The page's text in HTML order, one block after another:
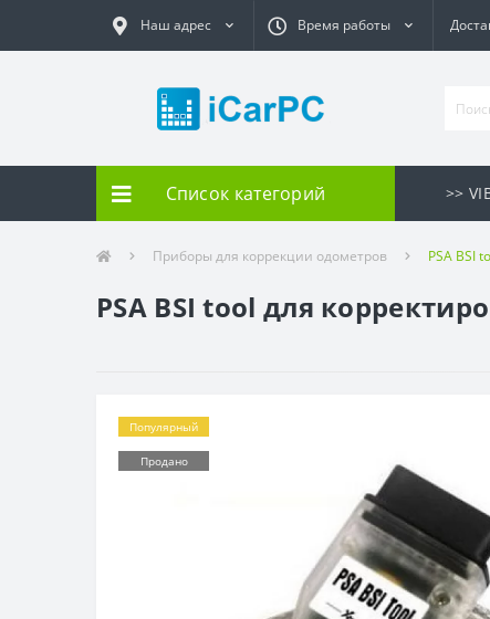
Наш адрес Время работы
Список категорий >>
Приборы для коррекции одометров PSA BSI
PSA BSI tool для
Популярный
Продано